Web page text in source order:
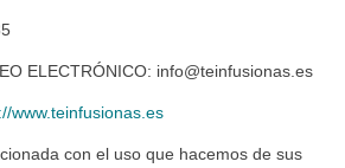
ELECTRÓNICO: info@teinfusionas.es
www.teinfusionas.es
con el uso que hacemos de sus